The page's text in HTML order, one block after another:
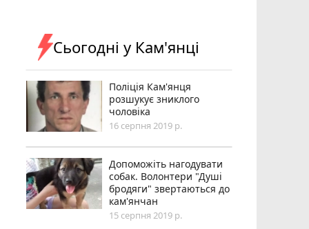
Сьогодні у Кам'янці
Поліція Кам'янця
розшукує зниклого
чоловіка
16 серпня 2019 р.
Допоможіть нагодувати
собак. Волонтери "Душі
бродяги" звертаються до
кам'янчан
15 серпня 2019 р.